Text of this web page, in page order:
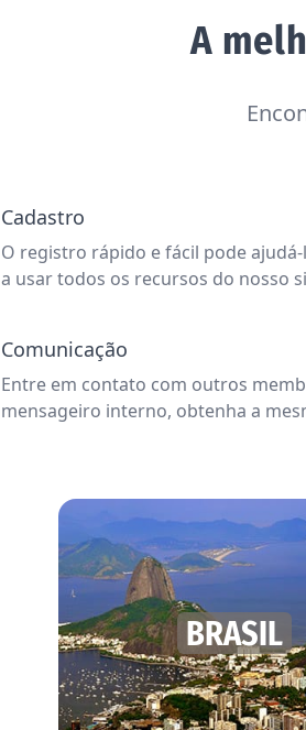
A
Cadastro
O registro rápido e fácil pode
a usar todos os recursos do nosso
Comunicação
Entre em contato com outros
mensageiro interno, obtenha a
BRASIL